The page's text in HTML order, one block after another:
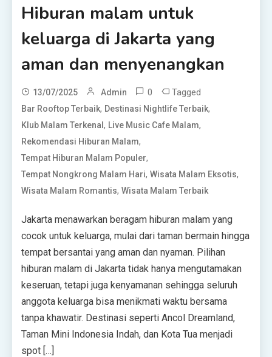
Hiburan malam untuk
keluarga di Jakarta yang
aman dan menyenangkan
13/07/2025 Admin 0 Tagged
Bar Rooftop Terbaik, Destinasi Nightlife Terbaik,
Klub Malam Terkenal, Live Music Cafe Malam,
Rekomendasi Hiburan Malam,
Tempat Hiburan Malam Populer,
Tempat Nongkrong Malam Hari,Wisata Malam Eksotis,
Wisata Malam Romantis,Wisata Malam Terbaik
Jakarta menawarkan beragam hiburan malam yang
cocok untuk keluarga, mulai dari taman bermain hingga
tempat bersantai yang aman dan nyaman. Pilihan
hiburan malam di Jakarta tidak hanya mengutamakan
keseruan, tetapi juga kenyamanan sehingga seluruh
anggota keluarga bisa menikmati waktu bersama
tanpa khawatir. Destinasi seperti Ancol Dreamland,
Taman Mini Indonesia Indah, dan Kota Tua menjadi
spot […]